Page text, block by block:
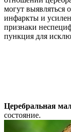
могут выявляться
инфаркты и
признаки
пункция для
Церебральная
состояние.